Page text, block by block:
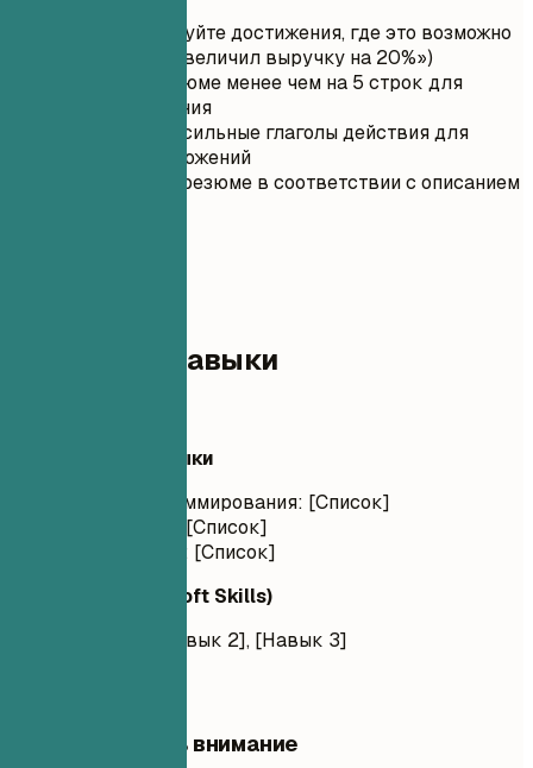
Квантифицируйте достижения, где это возможно
(например, «Увеличил выручку на 20%»)
Оставьте резюме менее чем на 5 строк для
удобства чтения
Используйте сильные глаголы действия для
начала предложений
Адаптируйте резюме в соответствии с описанием
Ключевые навыки
Технические навыки
Языки программирования: [Список]
Фреймворки: [Список]
Инструменты: [Список]
Гибкие навыки (Soft Skills)
[Навык 1], [Навык 2], [Навык 3]
На что обратить внимание